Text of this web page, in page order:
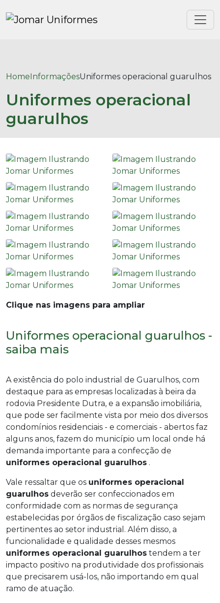
HomeInformaçõesUniformes operacional guarulhos
Uniformes operacional
guarulhos
Clique nas imagens para ampliar
Uniformes operacional guarulhos -
saiba mais
A existência do polo industrial de Guarulhos, com
destaque para as empresas localizadas à beira da
rodovia Presidente Dutra, e a expansão imobiliária,
que pode ser facilmente vista por meio dos diversos
condomínios residenciais - e comerciais - abertos faz
alguns anos, fazem do município um local onde há
demanda importante para a confecção de
uniformes operacional guarulhos .
Vale ressaltar que os uniformes operacional
guarulhos deverão ser confeccionados em
conformidade com as normas de segurança
estabelecidas por órgãos de fiscalização caso sejam
pertinentes ao setor industrial. Além disso, a
funcionalidade e qualidade desses mesmos
uniformes operacional guarulhos tendem a ter
impacto positivo na produtividade dos profissionais
que precisarem usá-los, não importando em qual
ramo de atuação.